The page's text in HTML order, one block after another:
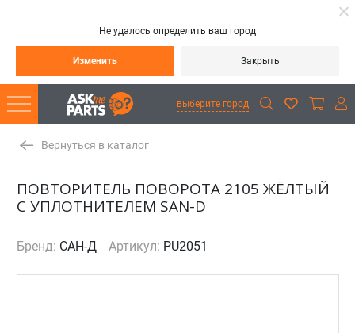
Не удалось определить ваш город
Изменить Закрыть
выберите город
Вернуться в каталог
ПОВТОРИТЕЛЬ ПОВОРОТА 2105 ЖЁЛТЫЙ
С УПЛОТНИТЕЛЕМ SAN-D
Бренд: САН-Д Артикул: PU2051